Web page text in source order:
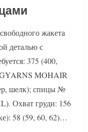
жакета
деталью с
375 (400,
MOHAIR
шелк); спицы №
Охват груди: 156
58 (59, 60, 62)…